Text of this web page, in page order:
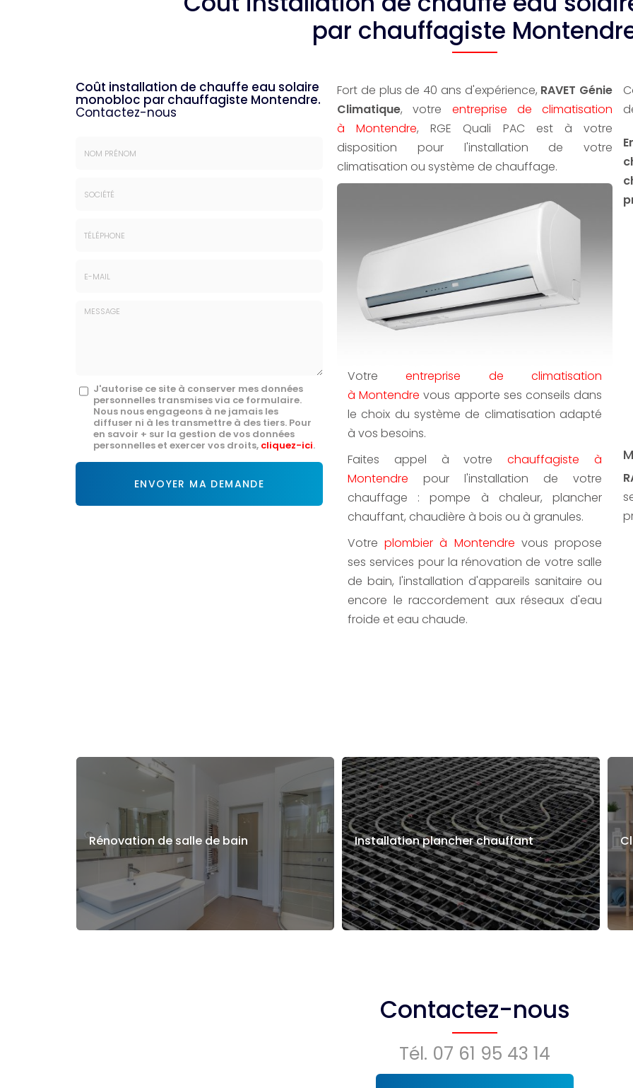
par chauffagiste
Coût installation de chauffe eau solaire
monobloc par chauffagiste Montendre.
Contactez-nous
Message
J'autorise ce site à conserver mes données
personnelles transmises via ce formulaire.
Nous nous engageons à ne jamais les
diffuser ni à les transmettre à des tiers. Pour
en savoir + sur la gestion de vos données
personnelles et exercer vos droits, cliquez-ici.
Acceptation
*
ENVOYER MA DEMANDE
Fort de plus de 40 ans d'expérience, RAVET Génie
Climatique, votre entreprise de climatisation
à Montendre, RGE Quali PAC est à votre
disposition pour l'installation de votre
climatisation ou système de chauffage.
Votreentreprise de climatisation
à Montendre vous apporte ses conseils dans
le choix du système de climatisation adapté
à vos besoins.
Faites appel à votrechauffagiste à
Montendre pour l'installation de votre
chauffage : pompe à chaleur, plancher
chauffant, chaudière à bois ou à granules.
Votreplombier à Montendre vous propose
ses services pour la rénovation de votre salle
de bain, l'installation d'appareils sanitaire ou
encore le raccordement aux réseaux d'eau
froide et eau chaude.
Rénovation de salle de bain Installation plancher chauffant
Contactez-nous
Tél. 07 61 95 43 14